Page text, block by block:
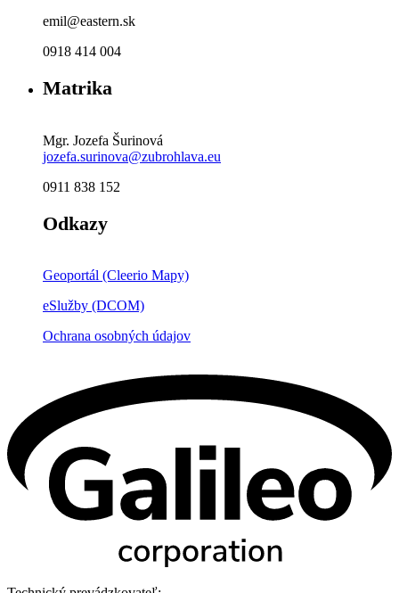
emil@eastern.sk
0918 414 004
Matrika
Mgr. Jozefa Šurinová
jozefa.surinova@zubrohlava.eu
0911 838 152
Odkazy
Geoportál (Cleerio Mapy)
eSlužby (DCOM)
Ochrana osobných údajov